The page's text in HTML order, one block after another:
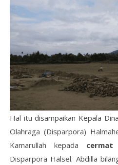
Hal itu disampaikan Kepala
Olahraga (Disparpora)
Kamarullah kepada cermat
Disparpora Halsel. Abdilla